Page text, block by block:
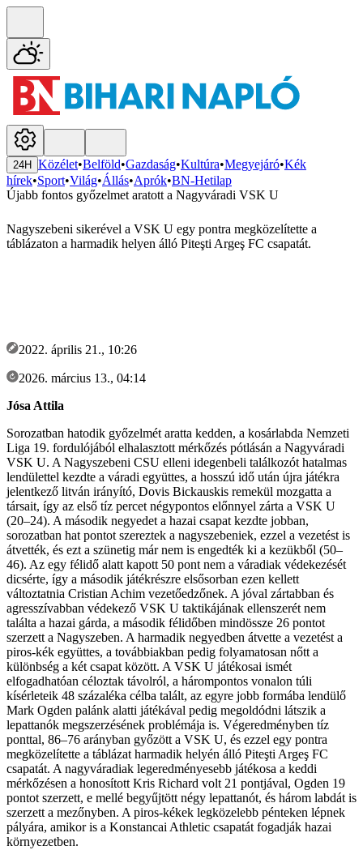
24H Közélet•Belföld•Gazdaság•Kultúra•Megyejáró•Kék
hírek•Sport•Világ•Állás•Aprók•BN-Hetilap
Újabb fontos győzelmet aratott a Nagyváradi VSK U
Nagyszebeni sikerével a VSK U egy pontra megközelítette a
táblázaton a harmadik helyen álló Piteşti Argeş FC csapatát.
2022. április 21., 10:26
2026. március 13., 04:14
Jósa Attila
Sorozatban hatodik győzelmét aratta kedden, a kosárlabda Nemzeti
Liga 19. fordulójából elhalasztott mérkőzés pótlásán a Nagyváradi
VSK U. A Nagyszebeni CSU elleni idegenbeli találkozót hatalmas
lendülettel kezdte a váradi együttes, a hosszú idő után újra játékra
jelentkező litván irányító, Dovis Bickauskis remekül mozgatta a
társait, így az első tíz percet négypontos előnnyel zárta a VSK U
(20–24). A második negyedet a hazai csapat kezdte jobban,
sorozatban hat pontot szereztek a nagyszebeniek, ezzel a vezetést is
átvették, és ezt a szünetig már nem is engedték ki a kezükből (50–
46). Az egy félidő alatt kapott 50 pont nem a váradiak védekezését
dicsérte, így a második játékrészre elsősorban ezen kellett
változtatnia Cristian Achim vezetőedzőnek. A jóval zártabban és
agresszívabban védekező VSK U taktikájának ellenszerét nem
találta a hazai gárda, a második félidőben mindössze 26 pontot
szerzett a Nagyszeben. A harmadik negyedben átvette a vezetést a
piros-kék együttes, a továbbiakban pedig folyamatosan nőtt a
különbség a két csapat között. A VSK U játékosai ismét
elfogadhatóan céloztak távolról, a hárompontos vonalon túli
kísérleteik 48 százaléka célba talált, az egyre jobb formába lendülő
Mark Ogden palánk alatti játékával pedig megoldódni látszik a
lepattanók megszerzésének problémája is. Végeredményben tíz
ponttal, 86–76 arányban győzött a VSK U, és ezzel egy pontra
megközelítette a táblázat harmadik helyén álló Piteşti Argeş FC
csapatát. A nagyváradiak legeredményesebb játékosa a keddi
mérkőzésen a honosított Kris Richard volt 21 pontjával, Ogden 19
pontot szerzett, e mellé begyűjtött négy lepattanót, és három labdát is
szerzett a mezőnyben. A piros-kékek legközelebb pénteken lépnek
pályára, amikor is a Konstancai Athletic csapatát fogadják hazai
környezetben.